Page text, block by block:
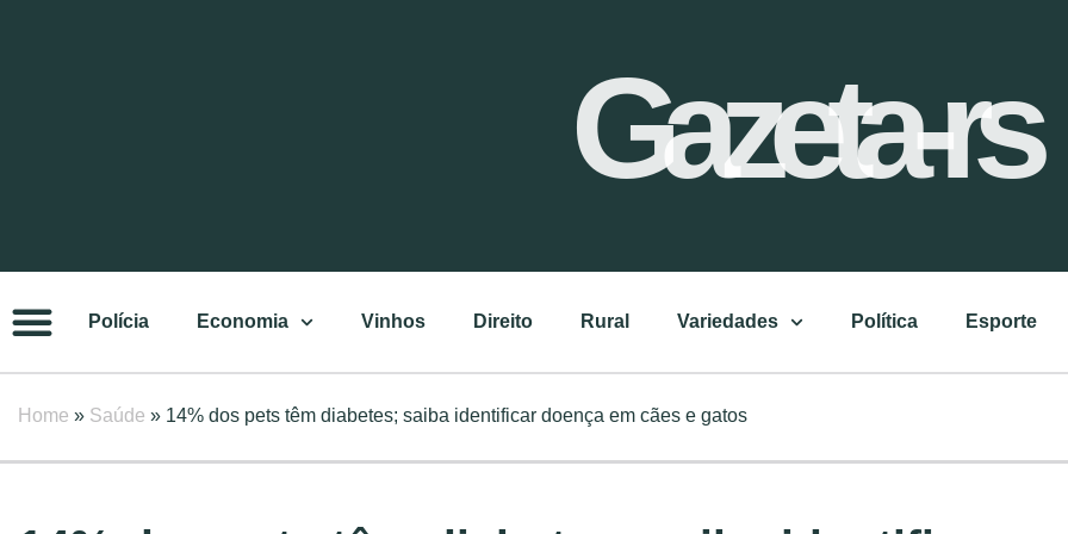
Gazeta-rs
Polícia Economia Vinhos Direito Rural Variedades Política Esporte
Home » Saúde » 14% dos pets têm diabetes; saiba identificar doença em cães e gatos